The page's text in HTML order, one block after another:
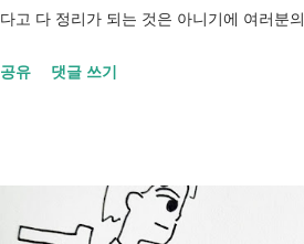
다고 다 정리가 되는 것은 아니기에 여러분
처리까지 이 흐름만 따라가시면 됩니다. 장
모든 절차를 대신 처리해주지는 않습니다.
산, 부동산, 세금, 연금 등 '조회' 신청할 수
공유 댓글 쓰기